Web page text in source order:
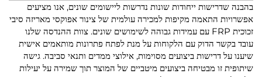
בהבנה שדרישות ייחודות שונות נדרשות ליישומים שונים, אנו מציעים
אפשרויות התאמה מקיפות למכירה עולמית של צינור אפוקסי מאריזה סיבי
זכוכית FRP עם עמידות גבוהה לשימושים שונים. צוות ההנדסה שלנו
עובד בקשר הדוק עם הלקוחות על מנת לפתח פתרונות מותאמים אישית
שיענו על דרישות ביצועים מסוימות, אילוצי ממדים ותנאי סביבה. גישה
שיתופית זו מבטיחה ביצועים מיטביים של המוצר תוך שמירה על יעילות